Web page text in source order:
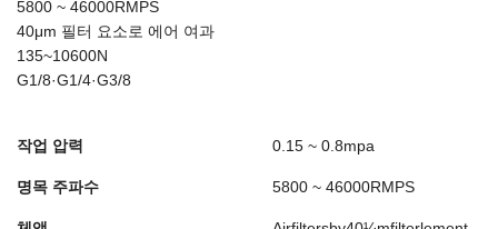
5800 ~ 46000RMPS
40μm 필터 요소로 에어 여과
135~10600N
G1/8·G1/4·G3/8
작업 압력 0.15 ~ 0.8mpa
명목 주파수 5800 ~ 46000RMPS